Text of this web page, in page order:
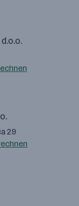
29